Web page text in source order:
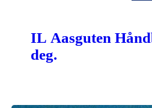
IL Aasguten
deg.